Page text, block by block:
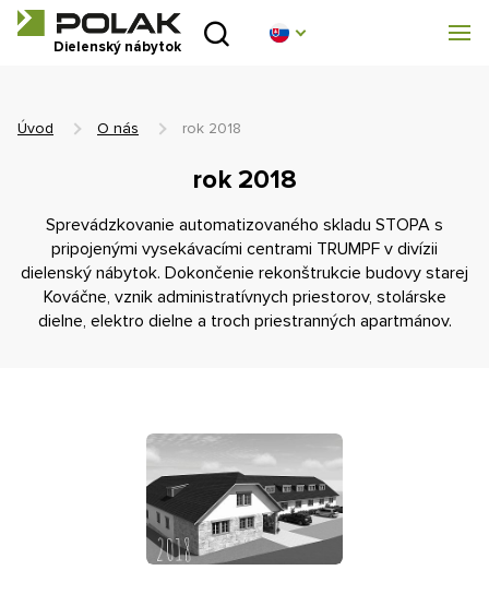
Dielenský nábytok
Úvod
Blog
Na stiahnutie
Obchodná sieť
Kontakt
E-dopyt
Úvod O nás rok 2018
rok 2018
Sprevádzkovanie automatizovaného skladu STOPA s
pripojenými vysekávacími centrami TRUMPF v divízii
dielenský nábytok. Dokončenie rekonštrukcie budovy starej
Kováčne, vznik administratívnych priestorov, stolárske
dielne, elektro dielne a troch priestranných apartmánov.